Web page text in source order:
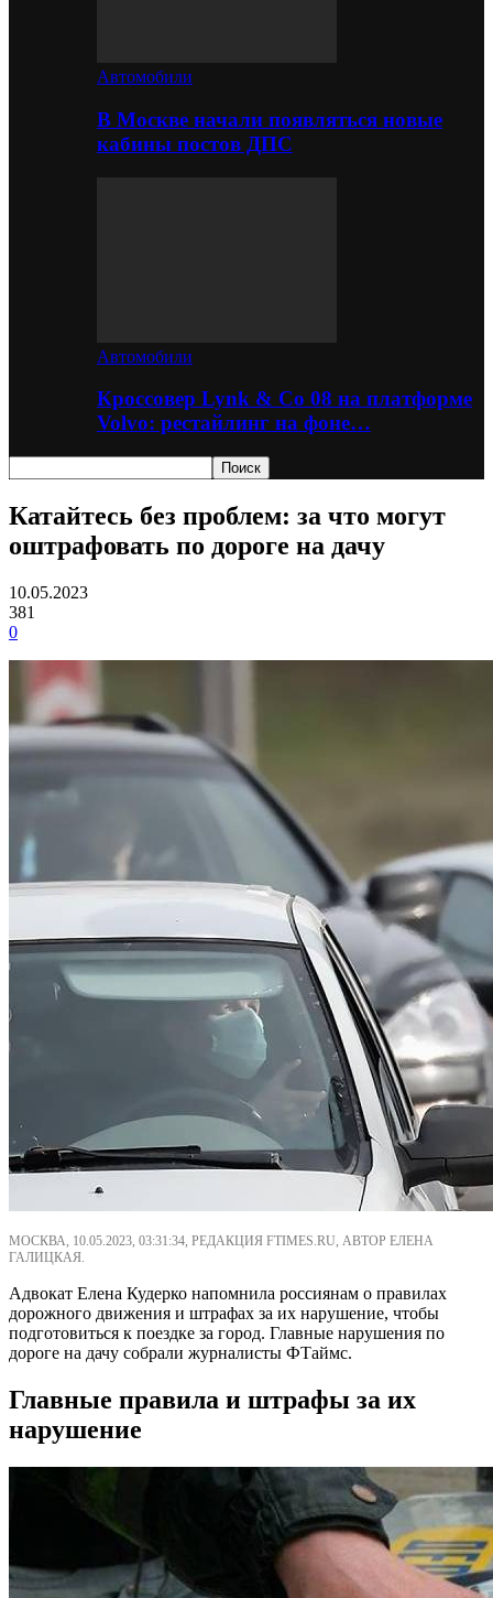
Автомобили
В Москве начали появляться новые
кабины постов ДПС
Автомобили
Кроссовер Lynk & Co 08 на платформе
Volvo: рестайлинг на фоне…
Катайтесь без проблем: за что могут
оштрафовать по дороге на дачу
10.05.2023
381
0
МОСКВА, 10.05.2023, 03:31:34, РЕДАКЦИЯ FTIMES.RU, АВТОР ЕЛЕНА
ГАЛИЦКАЯ.
Адвокат Елена Кудерко напомнила россиянам о правилах
дорожного движения и штрафах за их нарушение, чтобы
подготовиться к поездке за город. Главные нарушения по
дороге на дачу собрали журналисты ФТаймс.
Главные правила и штрафы за их
нарушение